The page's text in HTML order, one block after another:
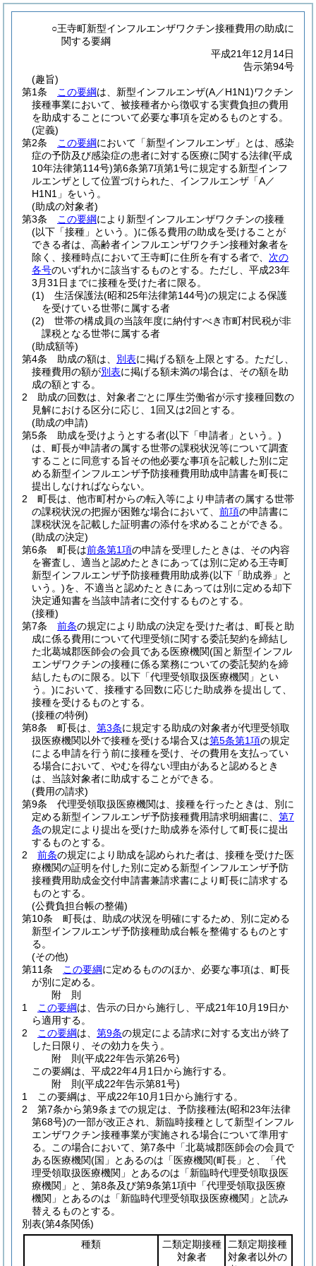
○王寺町新型インフルエンザワクチン接種費用の助成に
関する要綱
平成21年12月14日
告示第94号
(趣旨)
第1条
この要綱は、新型インフルエンザ(A／H1N1)ワクチン
接種事業において、被接種者から徴収する実費負担の費用
を助成することについて必要な事項を定めるものとする。
(定義)
第2条
この要綱において「新型インフルエンザ」とは、感染
症の予防及び感染症の患者に対する医療に関する法律(平成
10年法律第114号)第6条第7項第1号に規定する新型インフ
ルエンザとして位置づけられた、インフルエンザ「A／
H1N1」をいう。
(助成の対象者)
第3条
この要綱により新型インフルエンザワクチンの接種
(以下「接種」という。)に係る費用の助成を受けることが
できる者は、高齢者インフルエンザワクチン接種対象者を
除く、接種時点において王寺町に住所を有する者で、 次の
各号のいずれかに該当するものとする。 ただし、平成23年
3月31日までに接種を受けた者に限る。
(1)
生活保護法(昭和25年法律第144号)の規定による保護
を受けている世帯に属する者
(2)
世帯の構成員の当該年度に納付すべき市町村民税が非
課税となる世帯に属する者
(助成額等)
第4条
助成の額は、 別表に掲げる額を上限とする。 ただし、
接種費用の額が別表に掲げる額未満の場合は、その額を助
成の額とする。
2
助成の回数は、対象者ごとに厚生労働省が示す接種回数の
見解における区分に応じ、1回又は2回とする。
(助成の申請)
第5条
助成を受けようとする者(以下「申請者」という。)
は、町長が申請者の属する世帯の課税状況等について調査
することに同意する旨その他必要な事項を記載した別に定
める新型インフルエンザ予防接種費用助成申請書を町長に
提出しなければならない。
2
町長は、他市町村からの転入等により申請者の属する世帯
の課税状況の把握が困難な場合において、 前項の申請書に
課税状況を記載した証明書の添付を求めることができる。
(助成の決定)
第6条
町長は前条第1項の申請を受理したときは、その内容
を審査し、適当と認めたときにあっては別に定める王寺町
新型インフルエンザ予防接種費用助成券(以下「助成券」と
いう。)を、不適当と認めたときにあっては別に定める却下
決定通知書を当該申請者に交付するものとする。
(接種)
第7条
前条の規定により助成の決定を受けた者は、町長と助
成に係る費用について代理受領に関する委託契約を締結し
た北葛城郡医師会の会員である医療機関(国と新型インフル
エンザワクチンの接種に係る業務についての委託契約を締
結したものに限る。以下「代理受領取扱医療機関」とい
う。)において、接種する回数に応じた助成券を提出して、
接種を受けるものとする。
(接種の特例)
第8条
町長は、 第3条に規定する助成の対象者が代理受領取
扱医療機関以外で接種を受ける場合又は第5条第1項の規定
による申請を行う前に接種を受け、その費用を支払ってい
る場合において、やむを得ない理由があると認めるとき
は、当該対象者に助成することができる。
(費用の請求)
第9条
代理受領取扱医療機関は、接種を行ったときは、別に
定める新型インフルエンザ予防接種費用請求明細書に、 第7
条の規定により提出を受けた助成券を添付して町長に提出
するものとする。
2
前条の規定により助成を認められた者は、接種を受けた医
療機関の証明を付した別に定める新型インフルエンザ予防
接種費用助成金交付申請書兼請求書により町長に請求する
ものとする。
(公費負担台帳の整備)
第10条
町長は、助成の状況を明確にするため、別に定める
新型インフルエンザ予防接種助成台帳を整備するものとす
る。
(その他)
第11条
この要綱に定めるもののほか、必要な事項は、町長
が別に定める。
附 則
1
この要綱は、告示の日から施行し、平成21年10月19日か
ら適用する。
2
この要綱は、 第9条の規定による請求に対する支出が終了
した日限り、その効力を失う。
附 則(平成22年告示第26号)
この要綱は、平成22年4月1日から施行する。
附 則(平成22年告示第81号)
1
この要綱は、平成22年10月1日から施行する。
2
第7条から第9条までの規定は、予防接種法(昭和23年法律
第68号)の一部が改正され、新臨時接種として新型インフル
エンザワクチン接種事業が実施される場合について準用す
る。
この場合において、第7条中「北葛城郡医師会の会員で
ある医療機関(国」とあるのは「医療機関(町長」と、「代
理受領取扱医療機関」とあるのは「新臨時代理受領取扱医
療機関」と、第8条及び第9条第1項中「代理受領取扱医療
機関」とあるのは「新臨時代理受領取扱医療機関」と読み
替えるものとする。
別表(第4条関係)
種類
二類定期接種
対象者
二類定期接種
対象者以外の